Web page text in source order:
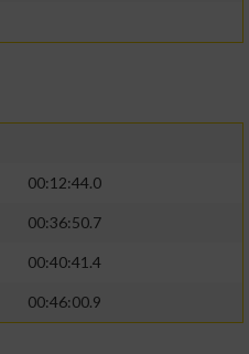
00:12:44.0
00:36:50.7
00:40:41.4
00:46:00.9